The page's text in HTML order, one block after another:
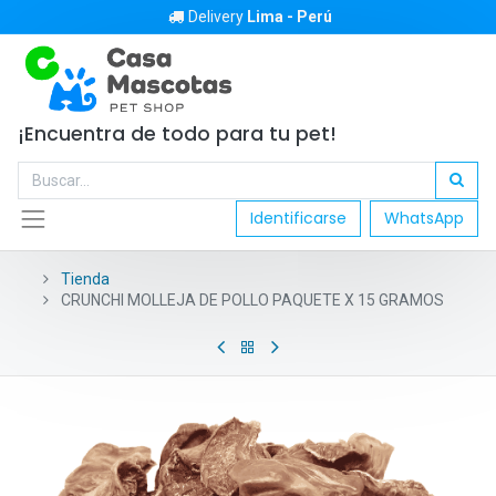
Delivery Lima - Perú
¡Encuentra de todo para tu pet!
Identificarse WhatsApp
Tienda
CRUNCHI MOLLEJA DE POLLO PAQUETE X 15 GRAMOS